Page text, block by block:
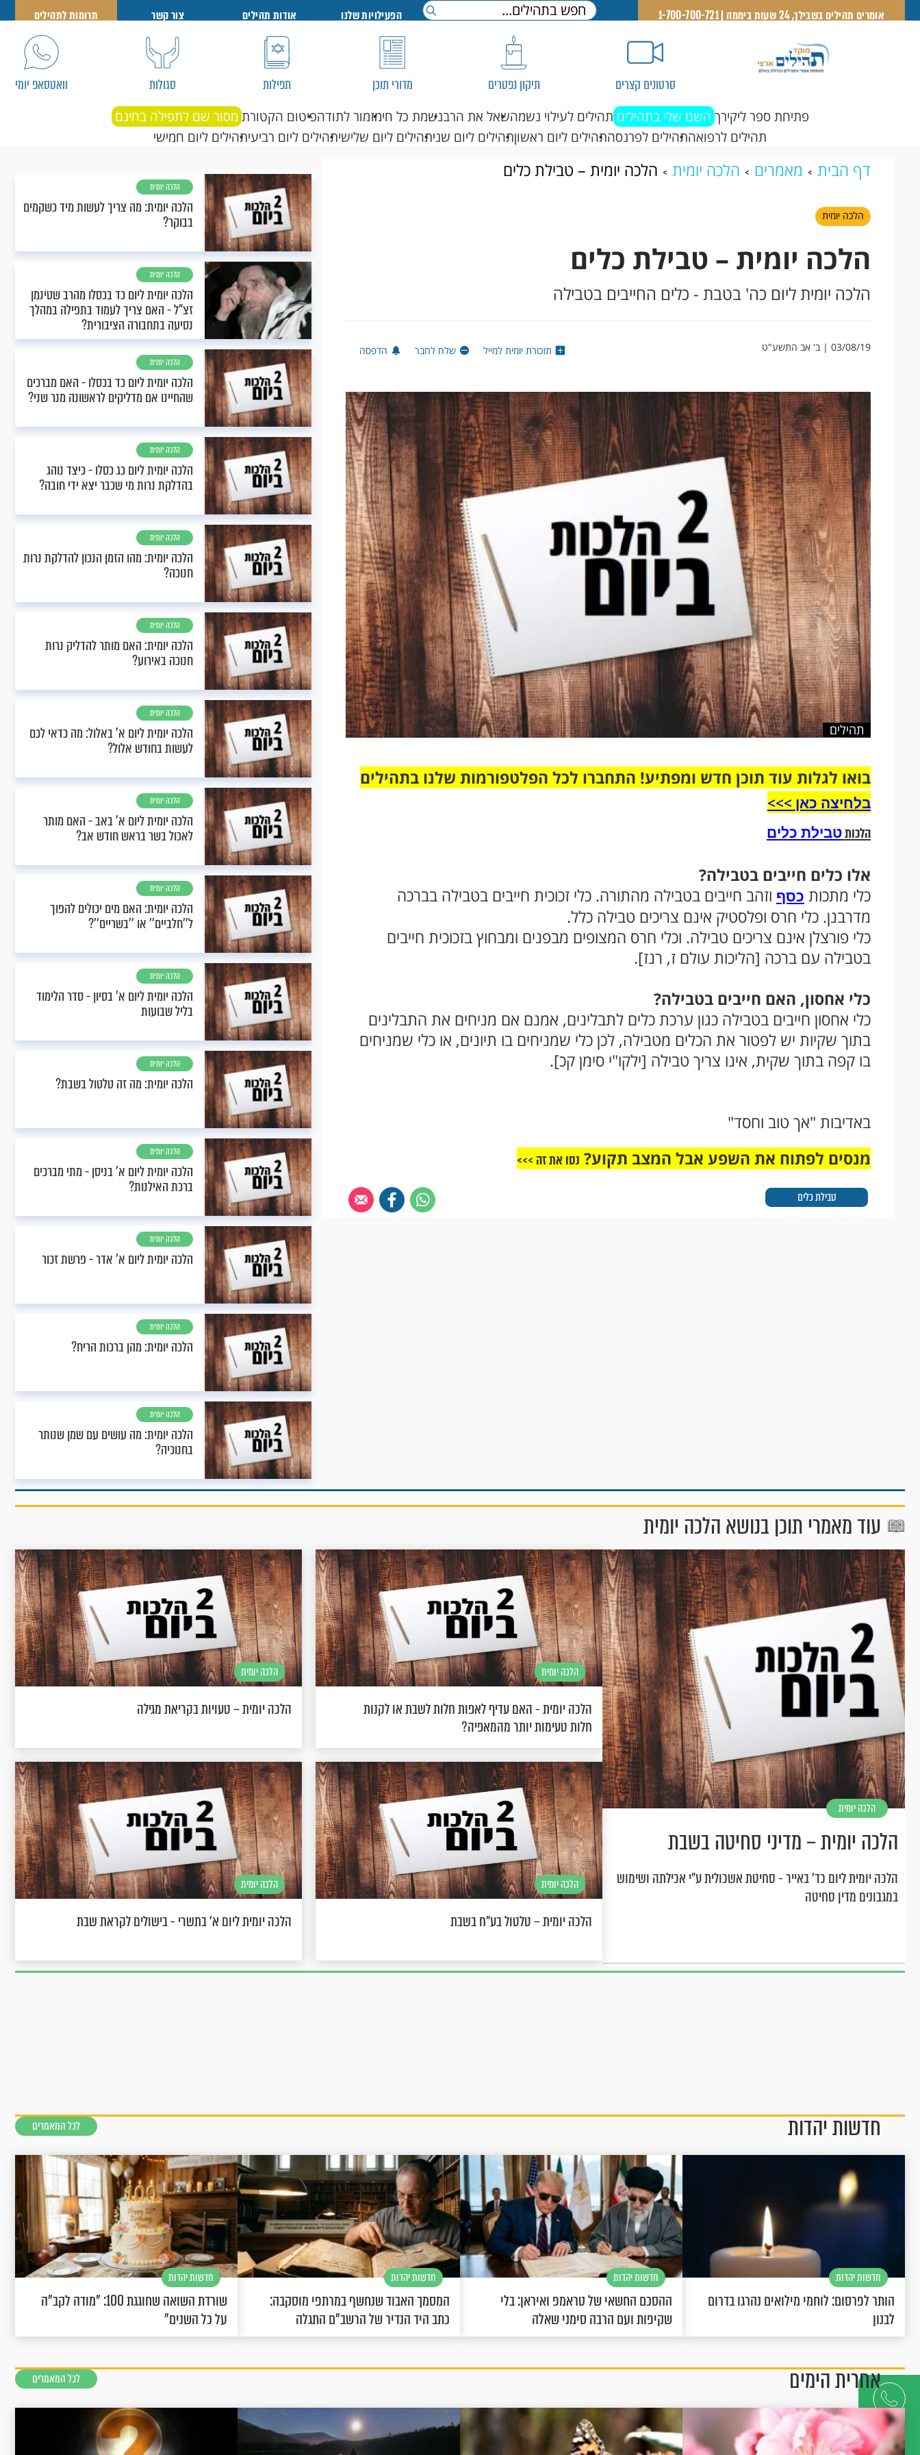
דברו
איתנו
אומרים תהילים בשבילך, 24 שעות ביממה | 1-700-700-721 הפעילויות שלנו אודות תהילים צור קשר תרומות לתהילים
סרטונים קצרים תיקון נפטרים מדורי תוכן תפילות סגולות וואטסאפ יומי
פתיחת ספר ליקירך השם שלי בתהילים תהילים לעילוי נשמהשאל את הרבנשמת כל חימזמור לתודהפיטום הקטורת מסור שם לתפילה בחינם
תהילים לרפואהתהילים לפרנסהתהילים ליום ראשוןתהילים ליום שניתהילים ליום שלישיתהילים ליום רביעיתהילים ליום חמישי
דף הבית מאמרים הלכה יומית הלכה יומית – טבילת כלים
הלכה יומית
הלכה יומית – טבילת כלים
הלכה יומית ליום כה' בטבת - כלים החייבים בטבילה
03/08/19 | ב' אב התשע"ט תזכורת יומית למייל שלח לחבר הדפסה
תהילים
בואו לגלות עוד תוכן חדש ומפתיע! התחברו לכל הפלטפורמות שלנו בתהילים
בלחיצה כאן >>>​
הלכותטבילת כלים
אלו כלים חייבים בטבילה?
כלי מתכות כסף וזהב חייבים בטבילה מהתורה. כלי זכוכית חייבים בטבילה בברכה
מדרבנן. כלי חרס ופלסטיק אינם צריכים טבילה כלל.
כלי פורצלן אינם צריכים טבילה. וכלי חרס המצופים מבפנים ומבחוץ בזכוכית חייבים
בטבילה עם ברכה [הליכות עולם ז, רנז].
כלי אחסון, האם חייבים בטבילה?
כלי אחסון חייבים בטבילה כגון ערכת כלים לתבלינים, אמנם אם מניחים את התבלינים
בתוך שקיות יש לפטור את הכלים מטבילה, לכן כלי שמניחים בו תיונים, או כלי שמניחים
בו קפה בתוך שקית, אינו צריך טבילה [ילקו"י סימן קכ].
באדיבות "אך טוב וחסד"
טבילת כלים
מנסים לפתוח את השפע אבל המצב תקוע? נסו את זה >>>
הלכה יומית
הלכה יומית: מה צריך לעשות מיד כשקמים
בבוקר?
הלכה יומית
הלכה יומית ליום כד בכסלו מהרב שטינמן
זצ"ל - האם צריך לעמוד בתפילה במהלך
נסיעה בתחבורה הציבורית?
הלכה יומית
הלכה יומית ליום כד בכסלו - האם מברכים
שהחיינו אם מדליקים לראשונה מנר שני?
הלכה יומית
הלכה יומית ליום כג כסלו - כיצד נוהג
בהדלקת נרות מי שכבר יצא ידי חובה?
הלכה יומית
הלכה יומית: מהו הזמן הנכון להדלקת נרות
חנוכה?
הלכה יומית
הלכה יומית: האם מותר להדליק נרות
חנוכה באירוע?
הלכה יומית
הלכה יומית ליום א' באלול: מה כדאי לכם
לעשות בחודש אלול?
הלכה יומית
הלכה יומית ליום א’ באב - האם מותר
לאכול בשר בראש חודש אב?
הלכה יומית
הלכה יומית: האם מים יכולים להפוך
ל''חלביים'' או ''בשריים''?
הלכה יומית
הלכה יומית ליום א’ בסיון - סדר הלימוד
בליל שבועות
הלכה יומית
הלכה יומית: מה זה טלטול בשבת?
הלכה יומית
הלכה יומית ליום א’ בניסן - מתי מברכים
ברכת האילנות?
הלכה יומית
הלכה יומית ליום א’ אדר - פרשת זכור
הלכה יומית
הלכה יומית: מהן ברכות הריח?
הלכה יומית
הלכה יומית: מה עושים עם שמן שנותר
בחנוכיה?
עוד מאמרי תוכן בנושא הלכה יומית
הלכה יומית
הלכה יומית – מדיני סחיטה בשבת
הלכה יומית ליום כד' באייר - סחיטת אשכולית ע"י אכילתה ושימוש
במגבונים מדין סחיטה
הלכה יומית
הלכה יומית - האם עדיף לאפות חלות לשבת או לקנות
חלות טעימות יותר מהמאפיה?
הלכה יומית
הלכה יומית – טעויות בקריאת מגילה
הלכה יומית
הלכה יומית – טלטול בע"ח בשבת
הלכה יומית
הלכה יומית ליום א’ בתשרי - בישולים לקראת שבת
חדשות יהדות לכל המאמרים
חדשות יהדות
הותר לפרסום: לוחמי מילואים נהרגו בדרום
לבנון
חדשות יהדות
ההסכם החשאי של טראמפ ואיראן: בלי
שקיפות ועם הרבה סימני שאלה
חדשות יהדות
המסמך האבוד שנחשף במרתפי מוסקבה:
כתב היד הנדיר של הרשב"ם התגלה
חדשות יהדות
שורדת השואה שחוגגת 100: "מודה לקב"ה
על כל השנים"
אחרית הימים לכל המאמרים